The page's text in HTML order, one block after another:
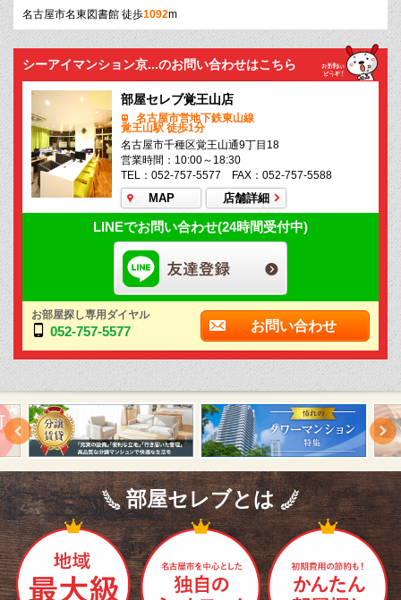
名古屋市名東図書館 徒歩1092m
シーアイマンション京...のお問い合わせはこちら
部屋セレブ覚王山店
名古屋市営地下鉄東山線
覚王山駅 徒歩1分
名古屋市千種区覚王山通9丁目18
営業時間：10:00～18:30
TEL：052-757-5577 FAX：052-757-5588
MAP 店舗詳細
LINEでお問い合わせ(24時間受付中)
お部屋探し専用ダイヤル
052-757-5577 お問い合わせ
部屋セレブとは